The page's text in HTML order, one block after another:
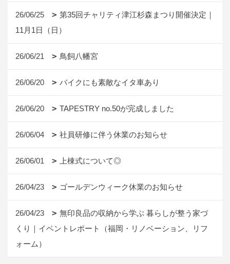
26/06/25
第35回チャリティ津江杉森まつり開催決定｜
11月1日（日）
26/06/21 鳥飼八幡宮
26/06/20 バイクにも素敵なイタ車あり
26/06/20 TAPESTRY no.50が完成しました
26/06/04 社員研修に伴う休業のお知らせ
26/06/01 上棟式について◎
26/04/23 ゴールデンウィーク休業のお知らせ
26/04/23
無印良品の収納から学ぶ 暮らしが整う家づ
くり｜イベントレポート（福岡・リノベーション、リフ
ォーム）